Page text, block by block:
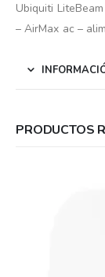
Ubiquiti
– AirMax ac –
PRODUCTOS